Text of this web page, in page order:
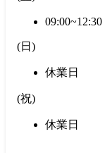
09:00~12:30
(日 )
休業日
(祝)
休業日